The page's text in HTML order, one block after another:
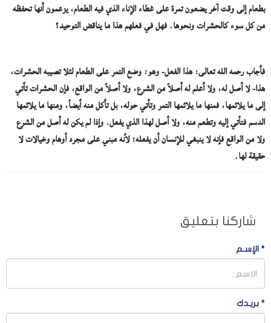
بطعام إلى وقت آخر يضعون تمرة على غطاء الإناء الذي فيه الطعام، يزعمون أنها تحفظه
من كل سوء كالحشرات ونحوها. فهل في فعلهم هذا ما يناقض التوحيد؟
فأجاب رحمه الله تعالى: هذا الفعل- وهو: وضع التمر على الطعام لئلا تصيبه الحشرات،
هذا- لا أصل له، ولا أعلم له أصلاً من الشرع، ولا أصلاً من الواقع، فإن الحشرات تأتي
إلى ما يلائمها، فمنها ما يلائمها التمر وتأتي حوله، بل تأكل منه أيضاً، ومنها ما يلائمها
الدسم فتأتي إليه وتطعم منه، ولا أصل لهذا الذي يفعل. وإذا لم يكن له أصل من الشرع
ولا من الواقع فإنه لا ينبغي للإنسان أن يفعله؛ لأنه مبني على مجرد أوهام وخيالات لا
حقيقة لها.
شاركنا بتعليق
* الإسـم
* بريـدك